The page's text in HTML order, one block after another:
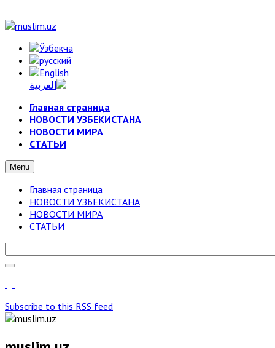
Главная страница
НОВОСТИ УЗБЕКИСТАНА
НОВОСТИ МИРА
СТАТЬИ
Menu
Главная страница
НОВОСТИ УЗБЕКИСТАНА
НОВОСТИ МИРА
СТАТЬИ
Subscribe to this RSS feed